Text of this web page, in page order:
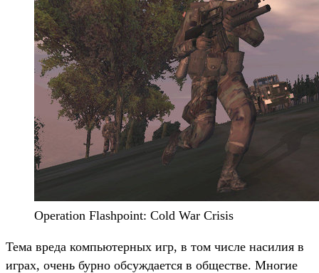
Operation Flashpoint: Cold War Crisis
Тема вреда компьютерных игр, в том числе насилия в
играх, очень бурно обсуждается в обществе. Многие